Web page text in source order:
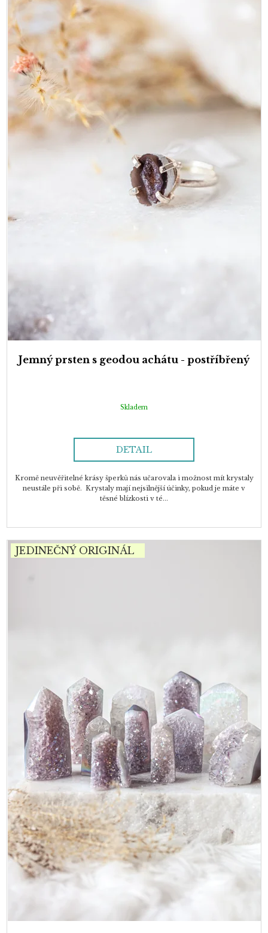
Jemný prsten s geodou achátu - postříbřený
Skladem
DETAIL
Kromě neuvěřitelné krásy šperků nás učarovala i možnost mít krystaly
neustále při sobě. Krystaly mají nejsilnější účinky, pokud je máte v
těsné blízkosti v té...
JEDINEČNÝ ORIGINÁL